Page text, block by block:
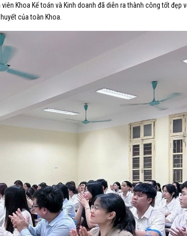
Khoa Kế toán và Kinh doanh đã diễn ra thành công tốt đẹp
của toàn Khoa.